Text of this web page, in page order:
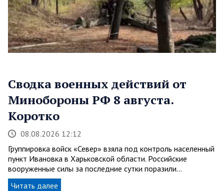
Сводка военных действий от
Минобороны РФ 8 августа.
Коротко
08.08.2026 12:12
Группировка войск «Север» взяла под контроль населенный
пункт Ивановка в Харьковской области. Российские
вооруженные силы за последние сутки поразили…
Читать далее